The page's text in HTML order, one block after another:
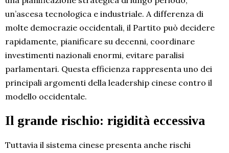
un’ascesa tecnologica e industriale. A differenza di
molte democrazie occidentali, il Partito può decidere
rapidamente, pianificare su decenni, coordinare
investimenti nazionali enormi, evitare paralisi
parlamentari. Questa efficienza rappresenta uno dei
principali argomenti della leadership cinese contro il
modello occidentale.
Il grande rischio: rigidità eccessiva
Tuttavia il sistema cinese presenta anche rischi